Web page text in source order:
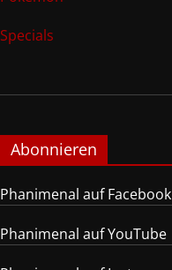
Specials
Abonnieren
Phanimenal auf Facebook
Phanimenal auf YouTube